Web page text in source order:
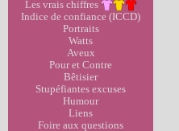
Les vrais chiffres
Indice de confiance (ICCD)
Portraits
Watts
Aveux
Pour et Contre
Bêtisier
Stupéfiantes excuses
Humour
Liens
Foire aux questions